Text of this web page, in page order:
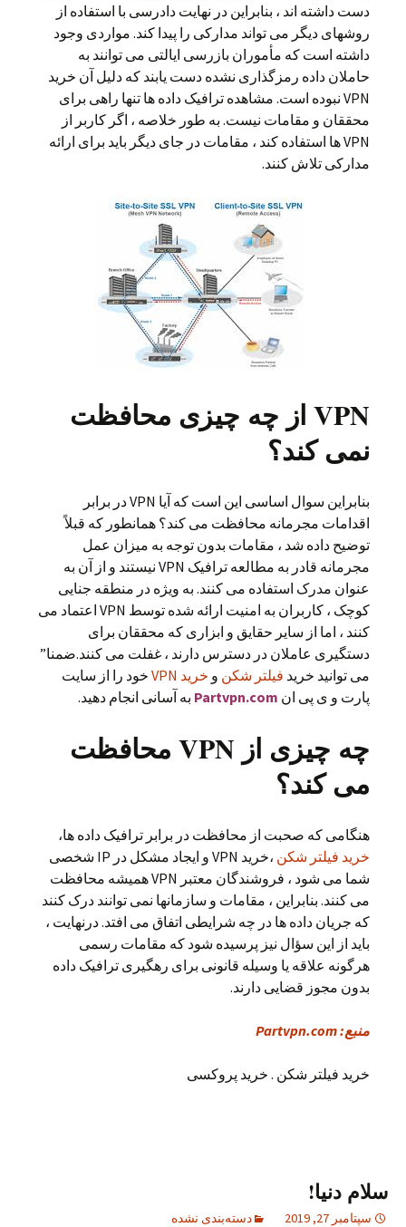
دست داشته اند ، بنابراین در نهایت دادرسی با استفاده از
روشهای دیگر می تواند مدارکی را پیدا کند. مواردی وجود
داشته است که مأموران بازرسی ایالتی می توانند به
حاملان داده رمزگذاری نشده دست یابند که دلیل آن خرید
VPN نبوده است. مشاهده ترافیک داده ها تنها راهی برای
محققان و مقامات نیست. به طور خلاصه ، اگر کاربر از
VPN ها استفاده کند ، مقامات در جای دیگر باید برای ارائه
مدارکی تلاش کنند.
VPN از چه چیزی محافظت
نمی کند؟
بنابراین سوال اساسی این است که آیا VPN در برابر
اقدامات مجرمانه محافظت می کند؟ همانطور که قبلاً
توضیح داده شد ، مقامات بدون توجه به میزان عمل
مجرمانه قادر به مطالعه ترافیک VPN نیستند و از آن به
عنوان مدرک استفاده می کنند. به ویژه در منطقه جنایی
کوچک ، کاربران به امنیت ارائه شده توسط VPN اعتماد می
کنند ، اما از سایر حقایق و ابزاری که محققان برای
دستگیری عاملان در دسترس دارند ، غفلت می کنند.ضمنا”
می توانید خرید فیلتر شکن و خرید VPN
خود را از سایت
پارت و ی پی ان Partvpn.com به آسانی انجام دهید.
چه چیزی از VPN محافظت
می کند؟
هنگامی که صحبت از محافظت در برابر ترافیک داده ها،
خرید فیلتر شکن
،خرید VPN و ایجاد مشکل در IP شخصی
شما می شود ، فروشندگان معتبر VPN همیشه محافظت
می کنند. بنابراین ، مقامات و سازمانها نمی توانند درک کنند
که جریان داده ها در چه شرایطی اتفاق می افتد. درنهایت ،
باید از این سؤال نیز پرسیده شود که مقامات رسمی
هرگونه علاقه یا وسیله قانونی برای رهگیری ترافیک داده
بدون مجوز قضایی دارند.
منبع: Partvpn.com
خرید فیلتر شکن . خرید پروکسی
سلام دنیا!
سپتامبر 27, 2019 دسته‌بندی نشده